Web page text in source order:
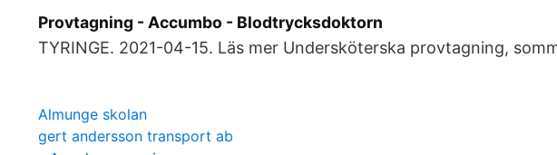
Provtagning - Accumbo - Blodtrycksdoktorn
TYRINGE. 2021-​04-15. Läs mer Undersköterska provtagning,
Almunge skolan
gert andersson transport ab